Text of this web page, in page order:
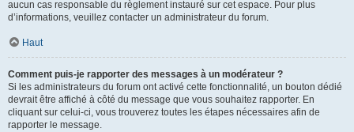
aucun cas responsable du règlement instauré sur cet espace. Pour plus
d’informations, veuillez contacter un administrateur du forum.
Haut
Comment puis-je rapporter des messages à un modérateur ?
Si les administrateurs du forum ont activé cette fonctionnalité, un bouton dédié
devrait être affiché à côté du message que vous souhaitez rapporter. En
cliquant sur celui-ci, vous trouverez toutes les étapes nécessaires afin de
rapporter le message.